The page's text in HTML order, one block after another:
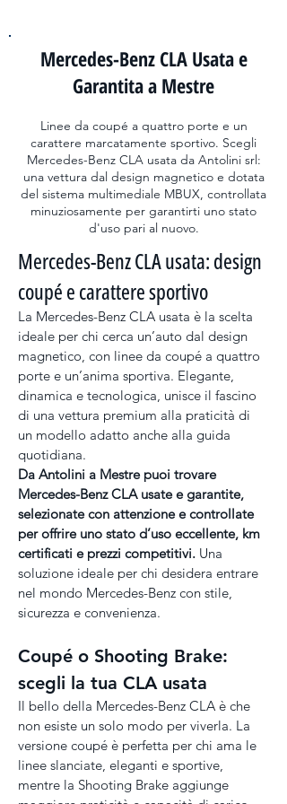
Mercedes-Benz CLA Usata e
Garantita a Mestre
Linee da coupé a quattro porte e un
carattere marcatamente sportivo. Scegli
Mercedes-Benz CLA usata da Antolini srl:
una vettura dal design magnetico e dotata
del sistema multimediale MBUX, controllata
minuziosamente per garantirti uno stato
d'uso pari al nuovo.
Mercedes-Benz CLA usata: design
coupé e carattere sportivo
La Mercedes-Benz CLA usata è la scelta
ideale per chi cerca un’auto dal design
magnetico, con linee da coupé a quattro
porte e un’anima sportiva. Elegante,
dinamica e tecnologica, unisce il fascino
di una vettura premium alla praticità di
un modello adatto anche alla guida
quotidiana.
Da Antolini a Mestre puoi trovare
Mercedes-Benz CLA usate e garantite,
selezionate con attenzione e controllate
per offrire uno stato d’uso eccellente, km
certificati e prezzi competitivi. Una
soluzione ideale per chi desidera entrare
nel mondo Mercedes-Benz con stile,
sicurezza e convenienza.
Coupé o Shooting Brake:
scegli la tua CLA usata
Il bello della Mercedes-Benz CLA è che
non esiste un solo modo per viverla. La
versione coupé è perfetta per chi ama le
linee slanciate, eleganti e sportive,
mentre la Shooting Brake aggiunge